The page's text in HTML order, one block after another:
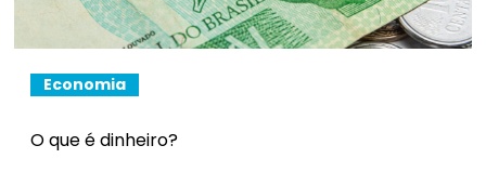
Economia
O que é dinheiro?